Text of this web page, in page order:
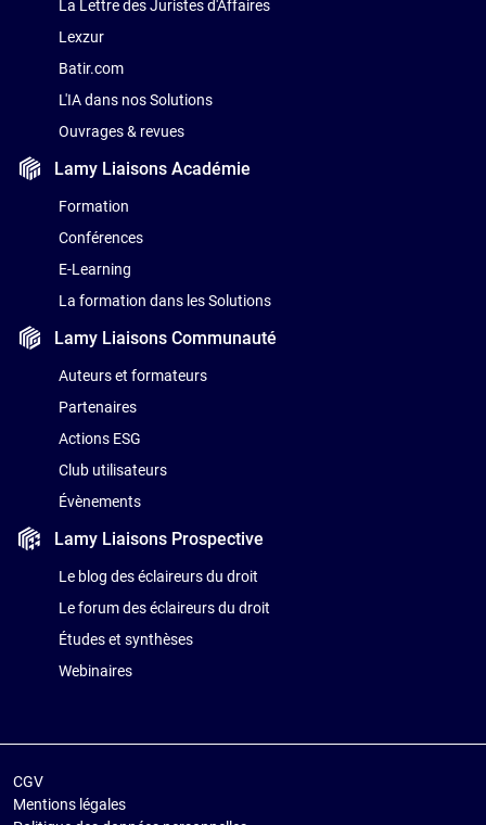
La Lettre des Juristes d'Affaires
Lexzur
Batir.com
L'IA dans nos Solutions
Ouvrages & revues
Lamy LiaisonsAcadémie
Formation
Conférences
E-Learning
La formation dans les Solutions
Lamy LiaisonsCommunauté
Auteurs et formateurs
Partenaires
Actions ESG
Club utilisateurs
Évènements
Lamy Liaisons Prospective
Le blog des éclaireurs du droit
Le forum des éclaireurs du droit
Études et synthèses
Webinaires
CGV
Mentions légales